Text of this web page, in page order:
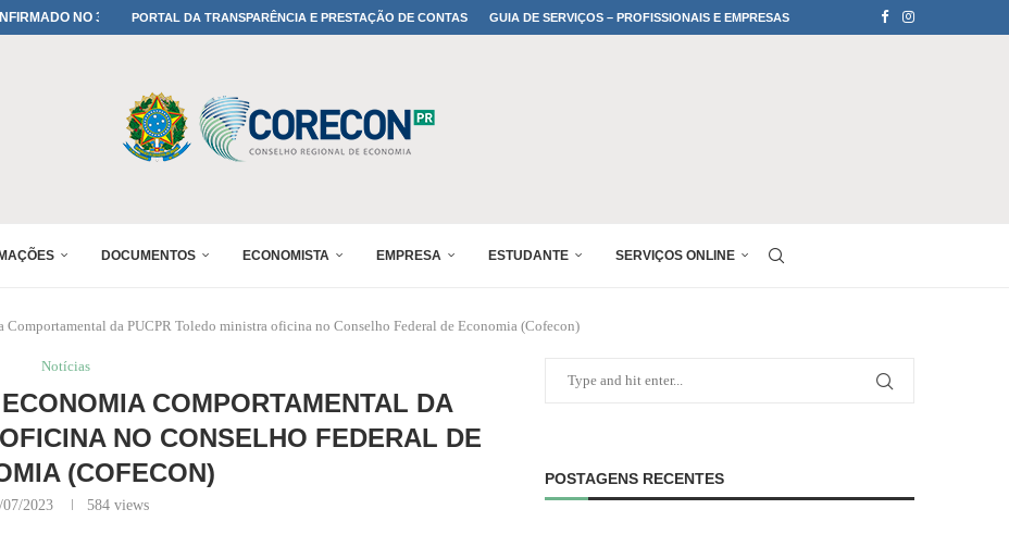
A TODOS OS PAIS!PORTAL DA TRANSPARÊNCIA E PRESTAÇÃO DE CONTAS GUIA DE SERVIÇOS – PROFISSIONAIS E EMPRESAS
DOCUMENTOS ECONOMISTA EMPRESA ESTUDANTE SERVIÇOS ONLINE
Comportamental da PUCPR Toledo ministra oficina no Conselho Federal de Economia (Cofecon)
Notícias
COMPORTAMENTAL DA
NO CONSELHO FEDERAL DE
(COFECON)
07/2023 584views
POSTAGENS RECENTES